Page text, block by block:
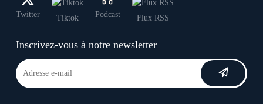
Twitter Tiktok Podcast Flux RSS
Inscrivez-vous à notre newsletter